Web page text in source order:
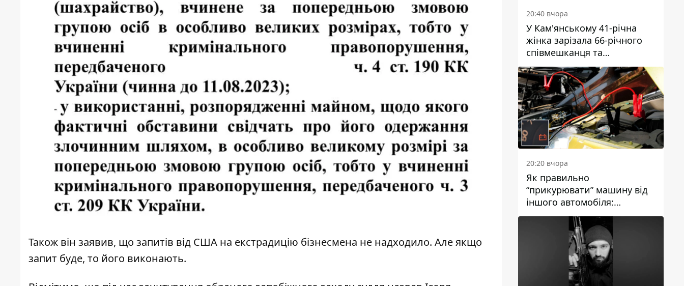
Також він заявив, що запитів від США на екстрадицію бізнесмена не надходило. Але якщо
запит буде, то його виконають.
20:40 вчора
У Кам'янському 41-річна
жінка зарізала 66-річного
співмешканця та
намагалась обманути
поліцейських
20:20 вчора
Як правильно
“прикурювати” машину від
іншого автомобіля:
інструкція для водіїв